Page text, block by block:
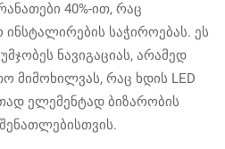
40%-ით, რაც
საჭიროებას. ეს
ნავიგაციას, არამედ
მიმოხილვას, რაც ხდის LED
ელემენტად ბიზარობის